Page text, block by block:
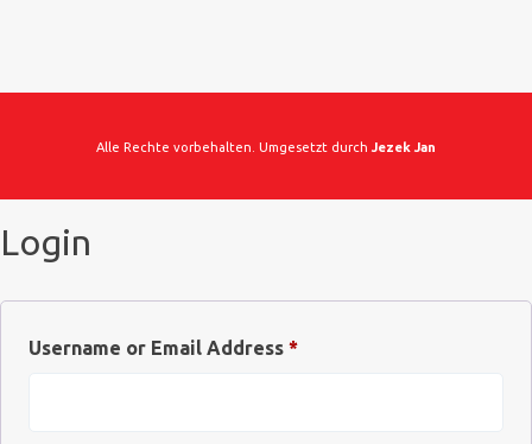
können
der
gewählt
Alle Rechte vorbehalten. Umgesetzt durch Jezek Jan
Login
Username or Email Address *